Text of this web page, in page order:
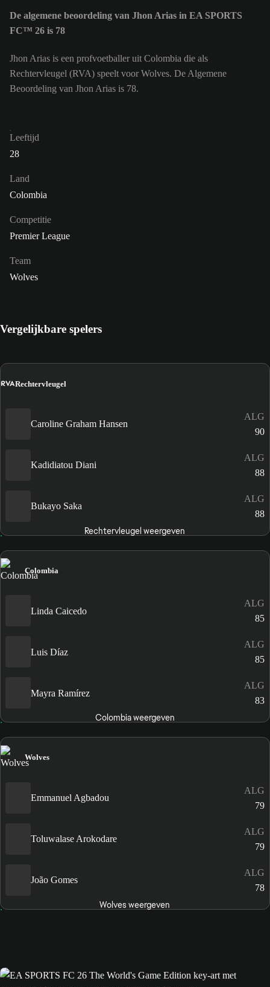
De algemene beoordeling van Jhon Arias in EA SPORTS
FC™ 26 is 78
Jhon Arias is een profvoetballer uit Colombia die als
Rechtervleugel (RVA) speelt voor Wolves. De Algemene
Beoordeling van Jhon Arias is 78.
Leeftijd
28
Land
Colombia
Competitie
Premier League
Team
Wolves
Vergelijkbare spelers
RVARechtervleugel
Caroline Graham Hansen
ALG
90
Kadidiatou Diani
ALG
88
Bukayo Saka
ALG
88
Rechtervleugel weergeven
Colombia
Linda Caicedo
ALG
85
Luis Díaz
ALG
85
Mayra Ramírez
ALG
83
Colombia weergeven
Wolves
Emmanuel Agbadou
ALG
79
Toluwalase Arokodare
ALG
79
João Gomes
ALG
78
Wolves weergeven